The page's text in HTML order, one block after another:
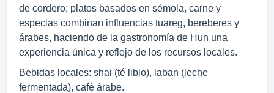
de cordero; platos basados en sémola, carne y
especias combinan influencias tuareg, bereberes y
árabes, haciendo de la gastronomía de Hun una
experiencia única y reflejo de los recursos locales.
Bebidas locales: shai (té libio), laban (leche
fermentada), café árabe.